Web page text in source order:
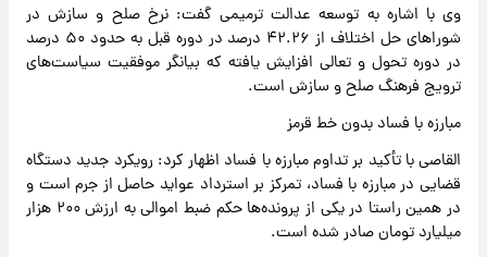
وی با اشاره به توسعه عدالت ترمیمی گفت: نرخ صلح و سازش در
شوراهای حل اختلاف از ۴۲.۲۶ درصد در دوره قبل به حدود ۵۰ درصد
در دوره تحول و تعالی افزایش یافته که بیانگر موفقیت سیاست‌های
ترویج فرهنگ صلح و سازش است.
مبارزه با فساد بدون خط قرمز
القاصی با تأکید بر تداوم مبارزه با فساد اظهار کرد: رویکرد جدید دستگاه
قضایی در مبارزه با فساد، تمرکز بر استرداد عواید حاصل از جرم است و
در همین راستا در یکی از پرونده‌ها حکم ضبط اموالی به ارزش ۲۰۰ هزار
میلیارد تومان صادر شده است.